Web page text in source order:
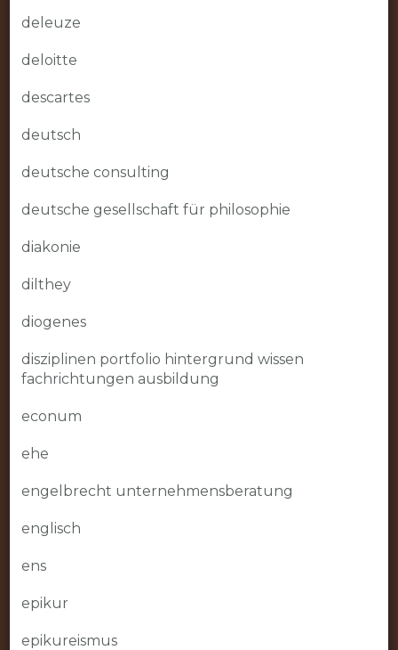
deleuze
deloitte
descartes
deutsch
deutsche consulting
deutsche gesellschaft für philosophie
diakonie
dilthey
diogenes
disziplinen portfolio hintergrund wissen
fachrichtungen ausbildung
econum
ehe
engelbrecht unternehmensberatung
englisch
ens
epikur
epikureismus